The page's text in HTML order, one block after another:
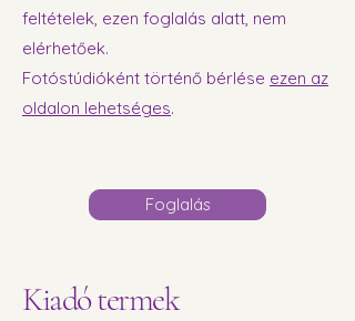
feltételek, ezen foglalás alatt, nem
elérhetőek.
Fotóstúdióként történő bérlése ezen az
oldalon lehetséges.
Foglalás
Kiadó termek